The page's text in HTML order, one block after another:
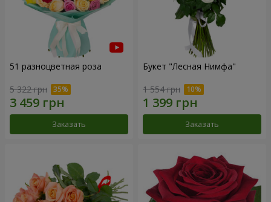
51 разноцветная роза
5 322 грн
Заказать
Букет "Лесная Нимфа"
1 554 грн
Заказать